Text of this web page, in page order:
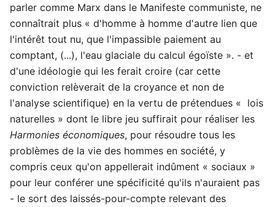
parler comme Marx dans le Manifeste communiste, ne
connaîtrait plus « d'homme à homme d'autre lien que
l'intérêt tout nu, que l'impassible paiement au
comptant, (...), l'eau glaciale du calcul égoïste ». - et
d'une idéologie qui les ferait croire (car cette
conviction relèverait de la croyance et non de
l'analyse scientifique) en la vertu de prétendues « lois
naturelles » dont le libre jeu suffirait pour réaliser les
Harmonies économiques, pour résoudre tous les
problèmes de la vie des hommes en société, y
compris ceux qu'on appellerait indûment « sociaux »
pour leur conférer une spécificité qu'ils n'auraient pas
- le sort des laissés-pour-compte relevant des